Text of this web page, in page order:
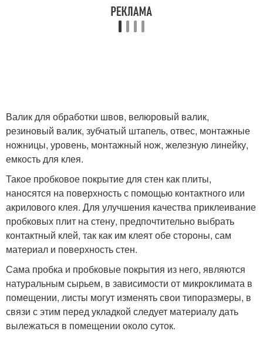
Валик для обработки швов, велюровый валик,
резиновый валик, зубчатый штапель, отвес, монтажные
ножницы, уровень, монтажный нож, железную линейку,
емкость для клея.
Такое пробковое покрытие для стен как плиты,
наносятся на поверхность с помощью контактного или
акрилового клея. Для улучшения качества приклеивание
пробковых плит на стену, предпочтительно выбрать
контактный клей, так как им клеят обе стороны, сам
материал и поверхность стен.
Сама пробка и пробковые покрытия из него, являются
натуральным сырьем, в зависимости от микроклимата в
помещении, листы могут изменять свои типоразмеры, в
связи с этим перед укладкой следует материалу дать
вылежаться в помещении около суток.